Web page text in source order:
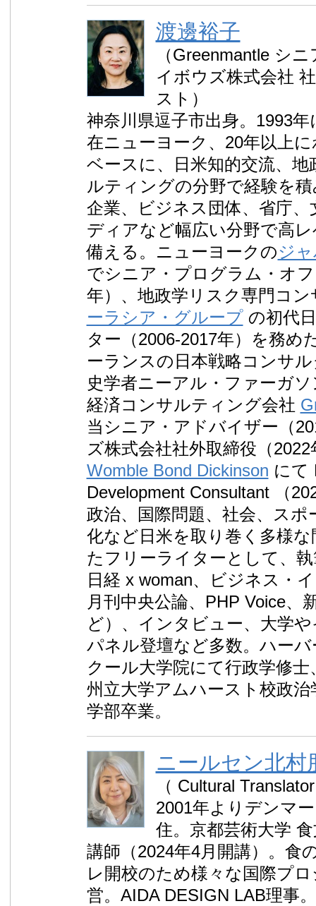
渡邊裕子
（Greenmantle シ
イボウズ株式会社
スト）
神奈川県逗子市出身。1993
在ニューヨーク、20年以上
ベースに、日米知的交流、
ルティングの分野で経験を
企業、ビジネス団体、省庁、
ディアなど幅広い分野で高
備える。ニューヨークのジ
でシニア・プログラム・オ
年）、地政学リスク専門コ
ーラシア・グループの初代
ター（2006-2017年）を務め
ーランスの日本戦略コンサ
史学者ニーアル・ファーガ
経済コンサルティング会社
当シニア・アドバイザー（
ズ株式会社社外取締役（
Womble Bond Dickinson にて
Development Consultant （
政治、国際問題、社会、ス
化など日米を取り巻く多様
たフリーライターとして、
日経 x woman、ビジネス・
月刊中央公論、PHP Voice、
ど）、インタビュー、大学
パネル登壇など多数。ハー
クール大学院にて行政学修
州立大学アムハースト校政治
学部卒業。
ニールセン北村
（ Cultural
2001年よりデンマ
住。京都芸術大学
講師（2024年4月開講）。食
レ開校のため様々な国際プ
営。AIDA DESIGN LAB理事